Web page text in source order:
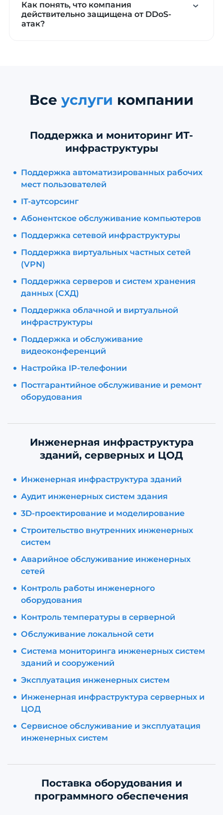
Как понять, что компания
действительно защищена от DDoS-
атак?
Все услуги компании
Поддержка и мониторинг ИТ-
инфраструктуры
Поддержка автоматизированных рабочих
мест пользователей
IT-аутсорсинг
Абонентское обслуживание компьютеров
Поддержка сетевой инфраструктуры
Поддержка виртуальных частных сетей
(VPN)
Поддержка серверов и систем хранения
данных (СХД)
Поддержка облачной и виртуальной
инфраструктуры
Поддержка и обслуживание
видеоконференций
Настройка IP-телефонии
Постгарантийное обслуживание и ремонт
оборудования
Инженерная инфраструктура
зданий, серверных и ЦОД
Инженерная инфраструктура зданий
Аудит инженерных систем здания
3D-проектирование и моделирование
Строительство внутренних инженерных
систем
Аварийное обслуживание инженерных
сетей
Контроль работы инженерного
оборудования
Контроль температуры в серверной
Обслуживание локальной сети
Система мониторинга инженерных систем
зданий и сооружений
Эксплуатация инженерных систем
Инженерная инфраструктура серверных и
ЦОД
Сервисное обслуживание и эксплуатация
инженерных систем
Поставка оборудования и
программного обеспечения